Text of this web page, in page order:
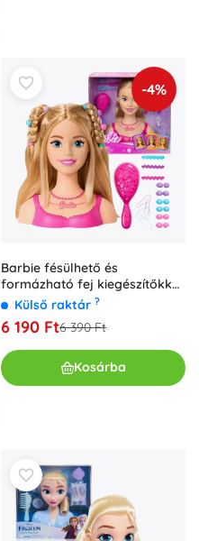
-4%
Barbie fésülhető és
formázható fej kiegészítőkkel,
20 darab
Külső raktár ?
6 190 Ft6 390 Ft
Kosárba